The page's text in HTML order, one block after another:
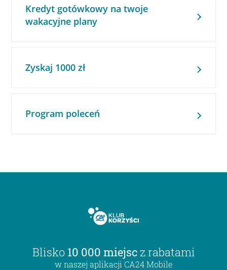
Kredyt gotówkowy na twoje
wakacyjne plany
Zyskaj 1000 zł
Program poleceń
Blisko 10 000 miejsc z rabatami
w naszej aplikacji CA24 Mobile